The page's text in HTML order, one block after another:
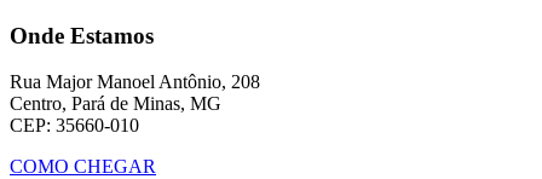
Onde Estamos
Rua Major Manoel Antônio, 208
Centro, Pará de Minas, MG
CEP: 35660-010
COMO CHEGAR